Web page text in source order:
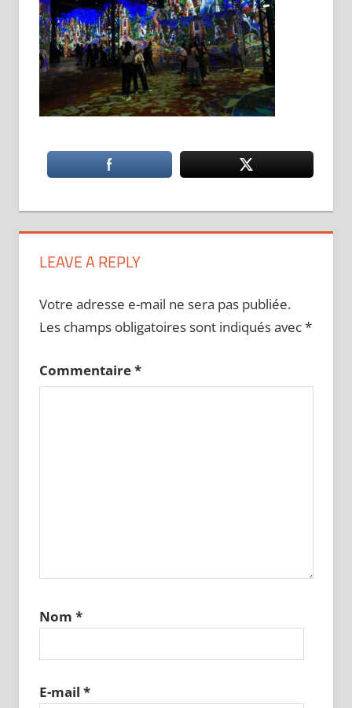
LEAVE A REPLY
Votre adresse e-mail ne sera pas publiée.
Les champs obligatoires sont indiqués avec*
Commentaire*
Nom *
E-mail *